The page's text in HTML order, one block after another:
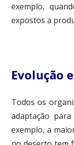
exemplo,
expostos a
Evolução
Todos os
adaptação
exemplo, a